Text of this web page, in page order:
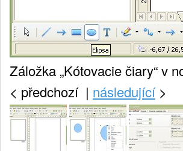
Záložka „Kótovacie čiary“ v
< předchozí | následující>